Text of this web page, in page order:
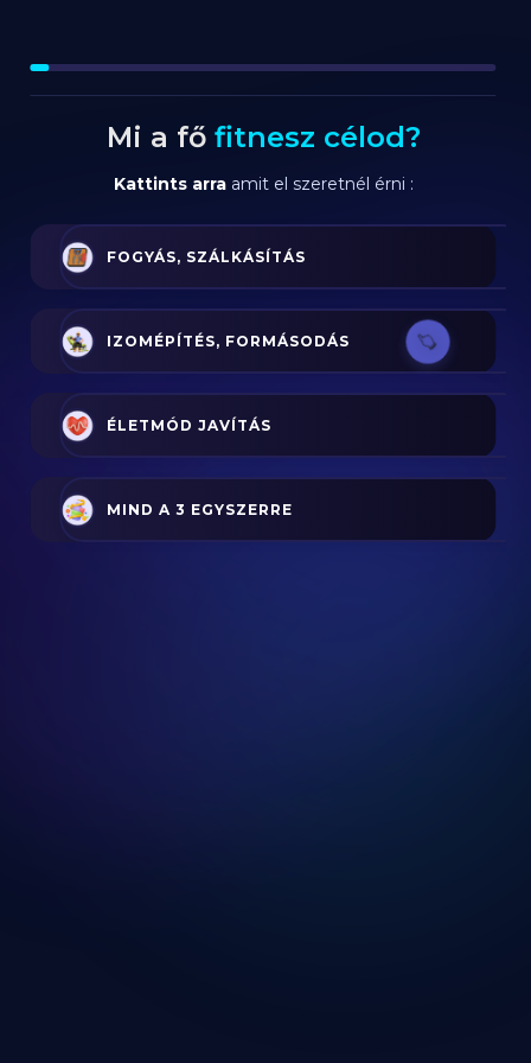
Mi a fő fitnesz célod?
Kattints arraamit el szeretnél érni :
FOGYÁS, SZÁLKÁSÍTÁS
IZOMÉPÍTÉS, FORMÁSODÁS
ÉLETMÓD JAVÍTÁS
MIND A 3 EGYSZERRE